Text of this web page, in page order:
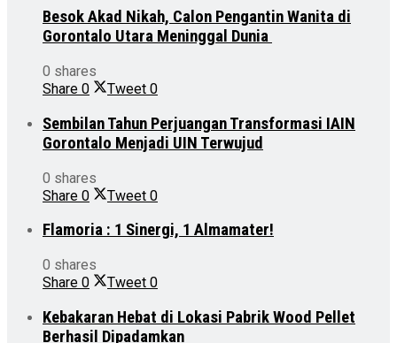
Besok Akad Nikah, Calon Pengantin Wanita di
Gorontalo Utara Meninggal Dunia
0 shares
Share 0 Tweet 0
Sembilan Tahun Perjuangan Transformasi IAIN
Gorontalo Menjadi UIN Terwujud
0 shares
Share 0 Tweet 0
Flamoria : 1 Sinergi, 1 Almamater!
0 shares
Share 0 Tweet 0
Kebakaran Hebat di Lokasi Pabrik Wood Pellet
Berhasil Dipadamkan